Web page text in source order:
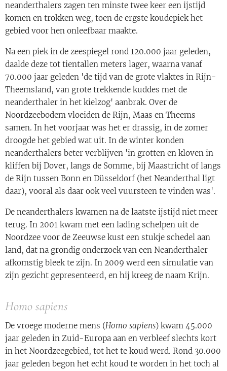
neanderthalers zagen ten minste twee keer een ijstijd
komen en trokken weg, toen de ergste koudepiek het
gebied voor hen onleefbaar maakte.
Na een piek in de zeespiegel rond 120.000 jaar geleden,
daalde deze tot tientallen meters lager, waarna vanaf
70.000 jaar geleden 'de tijd van de grote vlaktes in Rijn-
Theemsland, van grote trekkende kuddes met de
neanderthaler in het kielzog' aanbrak. Over de
Noordzeebodem vloeiden de Rijn, Maas en Theems
samen. In het voorjaar was het er drassig, in de zomer
droogde het gebied wat uit. In de winter konden
neanderthalers beter verblijven 'in grotten en kloven in
kliffen bij Dover, langs de Somme, bij Maastricht of langs
de Rijn tussen Bonn en Düsseldorf (het Neanderthal ligt
daar), vooral als daar ook veel vuursteen te vinden was'.
De neanderthalers kwamen na de laatste ijstijd niet meer
terug. In 2001 kwam met een lading schelpen uit de
Noordzee voor de Zeeuwse kust een stukje schedel aan
land, dat na grondig onderzoek van een Neanderthaler
afkomstig bleek te zijn. In 2009 werd een simulatie van
zijn gezicht gepresenteerd, en hij kreeg de naam Krijn.
Homo sapiens
De vroege moderne mens (Homo sapiens) kwam 45.000
jaar geleden in Zuid-Europa aan en verbleef slechts kort
in het Noordzeegebied, tot het te koud werd. Rond 30.000
jaar geleden begon het echt koud te worden in het toch al